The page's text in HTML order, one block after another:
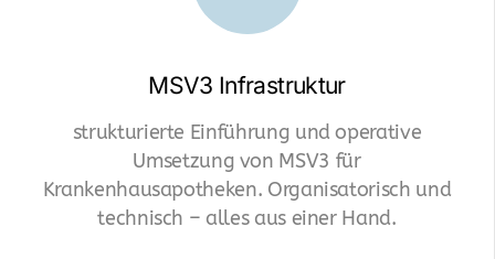
MSV3 Infrastruktur
strukturierte Einführung und operative
Umsetzung von MSV3 für
Krankenhausapotheken. Organisatorisch und
technisch – alles aus einer Hand.
Einkaufsoptimierung
GDP-ePharmacy